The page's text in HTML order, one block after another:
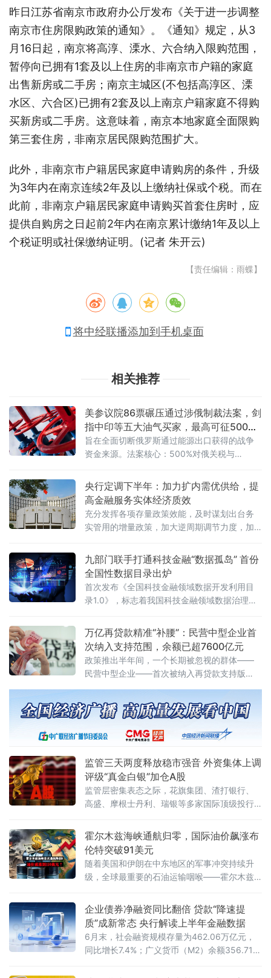
昨日江苏省南京市政府办公厅发布《关于进一步调整
南京市住房限购政策的通知》。《通知》规定，从3
月16日起，南京将高淳、溧水、六合纳入限购范围，
暂停向已拥有1套及以上住房的非南京市户籍的家庭
出售新房或二手房；南京主城区(不包括高淳区、溧
水区、六合区)已拥有2套及以上南京户籍家庭不得购
买新房或二手房。这意味着，南京本地家庭全面限购
第三套住房，非南京居民限购范围扩大。
此外，非南京市户籍居民家庭申请购房的条件，升级
为3年内在南京连续2年及以上缴纳社保或个税。而在
此前，非南京户籍居民家庭申请购买首套住房时，应
提供自购房之日起前2年内在南京累计缴纳1年及以上
个税证明或社保缴纳证明。(记者 朱开云)
【责任编辑：雨蝶】
将中经联播添加到手机桌面
相关推荐
美参议院86票碾压通过涉俄制裁法案，剑
指中印等五大油气买家，最高可征500%
关税
旨在全面切断俄罗斯通过能源出口获得的战争
资金来源。法案核心：500%对俄关税与
权美国联邦
央行定调下半年：加力扩内需优供给，提
高金融服务实体经济质效
充分发挥各项存量政策效能，及时谋划出台务
实管用的增量政策，加大逆周期调节力度，加
优向好发展。
九部门联手打通科技金融“数据孤岛” 首份
全国性数据目录出炉
首次发布《全国科技金融领域数据开发利用目
录1.0》，标志着我国科技金融领域数据治理迈
企业尤其是中小科
万亿再贷款精准“补腰”：民营中型企业首
次纳入支持范围，余额已超7600亿元
政策推出半年间，一个长期被忽视的群体——
民营中型企业——首次被纳入再贷款支持版
打破。
监管三天两度释放稳市强音 外资集体上调
评级“真金白银”加仓A股
监管层密集表态之际，花旗集团、渣打银行、
高盛、摩根士丹利、瑞银等多家国际顶级投行
实际行动表达对中国资产的乐观态度。
霍尔木兹海峡通航归零，国际油价飙涨布
伦特突破91美元
随着美国和伊朗在中东地区的军事冲突持续升
级，全球最重要的石油运输咽喉——霍尔木兹
期货19日在开始新一周交易后价格显著上涨，
布伦特原油期货价格突破每桶90美元关口。截
至美东时间19日18时15分，纽约商品交易所8
月交货的轻质原油期货价格最高升至每桶85.17
美元，上涨2.68美元，涨幅为3.25%；9月交货
企业债券净融资同比翻倍 贷款“降速提
质”成新常态 央行解读上半年金融数据
6月末，社会融资规模存量为462.06万亿元，
同比增长7.4%；广义货币（M2）余额356.71万